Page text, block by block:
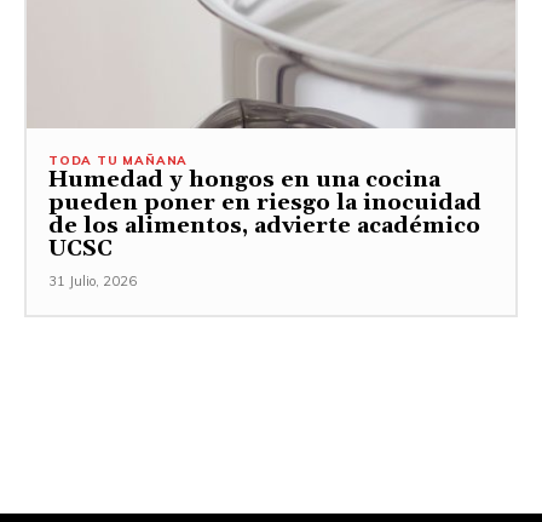
TODA TU MAÑANA
Humedad y hongos en una cocina
pueden poner en riesgo la inocuidad
de los alimentos, advierte académico
UCSC
31 Julio, 2026